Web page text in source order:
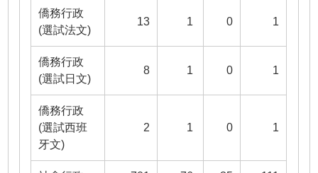
僑務行政
(選試法文)
13 1 0 1
僑務行政
(選試日文)
8 1 0 1
僑務行政
(選試西班
牙文)
2 1 0 1